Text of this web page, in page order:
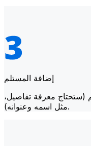
إضافة المستلم
(ستحتاج معرفة تفاصيل،
مثل اسمه وعنوانه).